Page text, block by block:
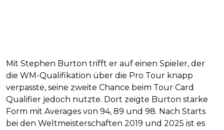
Mit Stephen Burton trifft er auf einen Spieler, der
die WM-Qualifikation über die Pro Tour knapp
verpasste, seine zweite Chance beim Tour Card
Qualifier jedoch nutzte. Dort zeigte Burton starke
Form mit Averages von 94, 89 und 98. Nach Starts
bei den Weltmeisterschaften 2019 und 2025 ist es